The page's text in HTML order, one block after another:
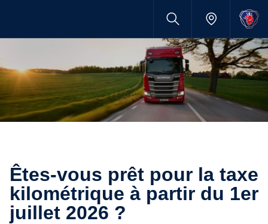
Êtes-vous prêt pour la taxe
kilométrique à partir du 1er
juillet 2026 ?